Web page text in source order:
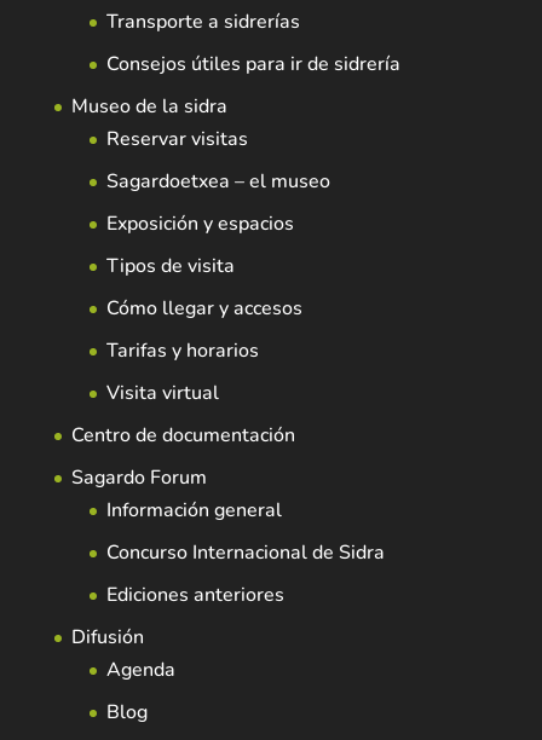
Transporte a sidrerías
Consejos útiles para ir de sidrería
Museo de la sidra
Reservar visitas
Sagardoetxea – el museo
Exposición y espacios
Tipos de visita
Cómo llegar y accesos
Tarifas y horarios
Visita virtual
Centro de documentación
Sagardo Forum
Información general
Concurso Internacional de Sidra
Ediciones anteriores
Difusión
Agenda
Blog